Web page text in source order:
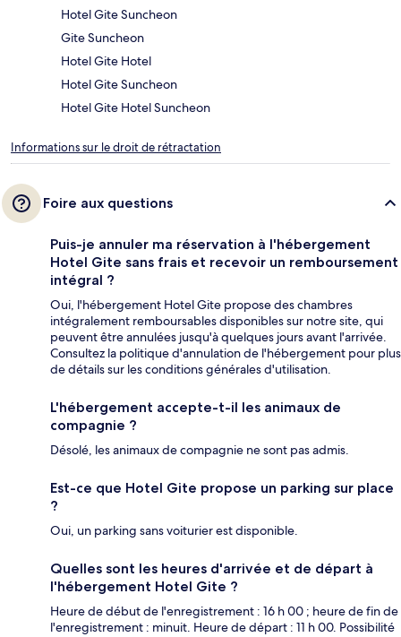
Hotel Gite Suncheon
Gite Suncheon
Hotel Gite Hotel
Hotel Gite Suncheon
Hotel Gite Hotel Suncheon
Informations sur le droit de rétractation
Foire aux questions
Puis-je annuler ma réservation à l'hébergement
Hotel Gite sans frais et recevoir un remboursement
intégral ?
Oui, l'hébergement Hotel Gite propose des chambres
intégralement remboursables disponibles sur notre site, qui
peuvent être annulées jusqu'à quelques jours avant l'arrivée.
Consultez la politique d'annulation de l'hébergement pour plus
de détails sur les conditions générales d'utilisation.
L'hébergement accepte-t-il les animaux de
compagnie ?
Désolé, les animaux de compagnie ne sont pas admis.
Est-ce que Hotel Gite propose un parking sur place
?
Oui, un parking sans voiturier est disponible.
Quelles sont les heures d'arrivée et de départ à
l'hébergement Hotel Gite ?
Heure de début de l'enregistrement : 16 h 00 ; heure de fin de
l'enregistrement : minuit. Heure de départ : 11 h 00. Possibilité